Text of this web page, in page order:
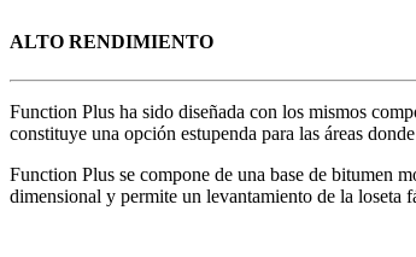
ALTO RENDIMIENTO
Function Plus ha sido diseñada con los mismos
constituye una opción estupenda para las áreas
Function Plus se compone de una base de bitumen
dimensional y permite un levantamiento de la